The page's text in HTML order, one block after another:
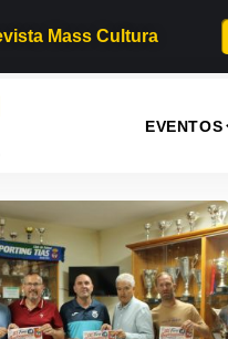
Mass Cultura
EVENTOS